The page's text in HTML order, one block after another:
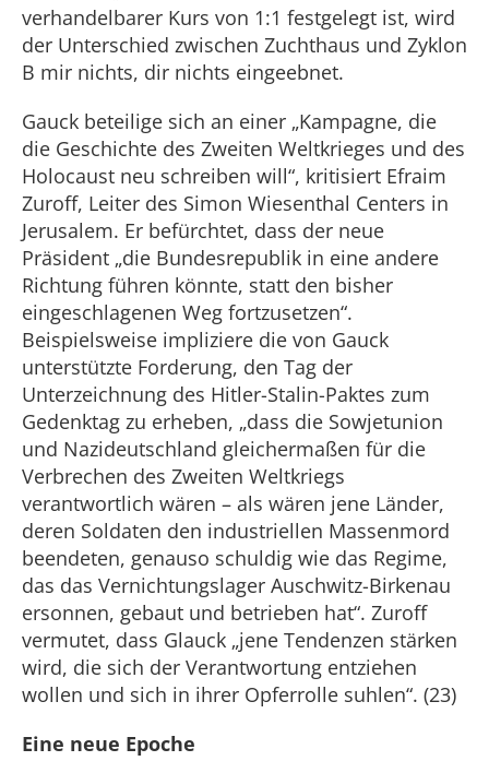
verhandelbarer Kurs von 1:1 festgelegt ist, wird
der Unterschied zwischen Zuchthaus und Zyklon
B mir nichts, dir nichts eingeebnet.
Gauck beteilige sich an einer „Kampagne, die
die Geschichte des Zweiten Weltkrieges und des
Holocaust neu schreiben will“, kritisiert Efraim
Zuroff, Leiter des Simon Wiesenthal Centers in
Jerusalem. Er befürchtet, dass der neue
Präsident „die Bundesrepublik in eine andere
Richtung führen könnte, statt den bisher
eingeschlagenen Weg fortzusetzen“.
Beispielsweise impliziere die von Gauck
unterstützte Forderung, den Tag der
Unterzeichnung des Hitler-Stalin-Paktes zum
Gedenktag zu erheben, „dass die Sowjetunion
und Nazideutschland gleichermaßen für die
Verbrechen des Zweiten Weltkriegs
verantwortlich wären – als wären jene Länder,
deren Soldaten den industriellen Massenmord
beendeten, genauso schuldig wie das Regime,
das das Vernichtungslager Auschwitz-Birkenau
ersonnen, gebaut und betrieben hat“. Zuroff
vermutet, dass Glauck „jene Tendenzen stärken
wird, die sich der Verantwortung entziehen
wollen und sich in ihrer Opferrolle suhlen“. (23)
Eine neue Epoche